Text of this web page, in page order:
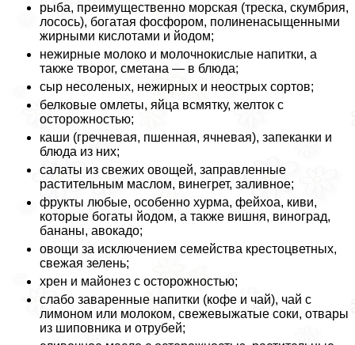
рыба, преимущественно морская (треска, скумбрия,
лосось), богатая фосфором, полиненасыщенными
жирными кислотами и йодом;
нежирные молоко и молочнокислые напитки, а
также творог, сметана — в блюда;
сыр несоленых, нежирных и неострых сортов;
белковые омлеты, яйца всмятку, желток с
осторожностью;
каши (гречневая, пшенная, ячневая), запеканки и
блюда из них;
салаты из свежих овощей, заправленные
растительным маслом, винегрет, заливное;
фрукты любые, особенно хурма, фейхоа, киви,
которые богаты йодом, а также вишня, виноград,
бананы, авокадо;
овощи за исключением семейства крестоцветных,
свежая зелень;
хрен и майонез с осторожностью;
слабо заваренные напитки (кофе и чай), чай с
лимоном или молоком, свежевыжатые соки, отвары
из шиповника и отрубей;